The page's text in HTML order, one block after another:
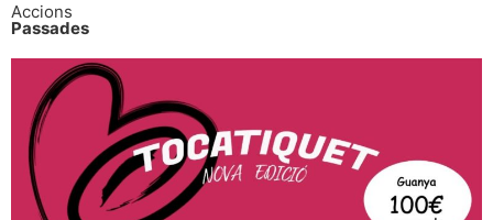
Accions
Passades